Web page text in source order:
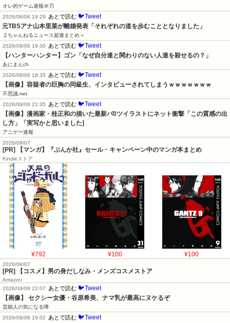
オレ的ゲーム速報＠刃
2026/08/06 19:29
あとで読む 🐦Tweet
元TBSアナ山本里菜が離婚発表「それぞれの道を歩むこととなりました」
２ちゃんねるニュース超速まとめ＋
2026/08/06 19:30
あとで読む 🐦Tweet
【ハンターハンター】ゴン「なぜ自分達と関わりのない人達を殺せるの？」
あにまんch
2026/08/06 18:35
あとで読む 🐦Tweet
【画像】容疑者の巨胸の同級生、インタビューされてしまうｗｗｗｗｗｗｗ
不思議.net
2026/08/06 21:35
あとで読む 🐦Tweet
【画像】漫画家・桂正和の描いた最新パ0ツイラストにネット衝撃「この質感の出
し方」「実写かと思いました]
アニゲー速報
2026/08/07
[PR] 【マンガ】『ぶんか社』セール・キャンペーン中のマンガ本まとめ
Kindleストア
¥792 ¥100 ¥100
2026/08/07
[PR] 【コスメ】男の身だしなみ・メンズコスメストア
Amazon
2026/08/06 22:07 あとで読む 🐦Tweet
【画像】 セクシー女優・谷原希美、ナマ乳が最高にヌケるぞ
芸能人の気になる噂
2026/08/06 19:02 あとで読む 🐦Tweet